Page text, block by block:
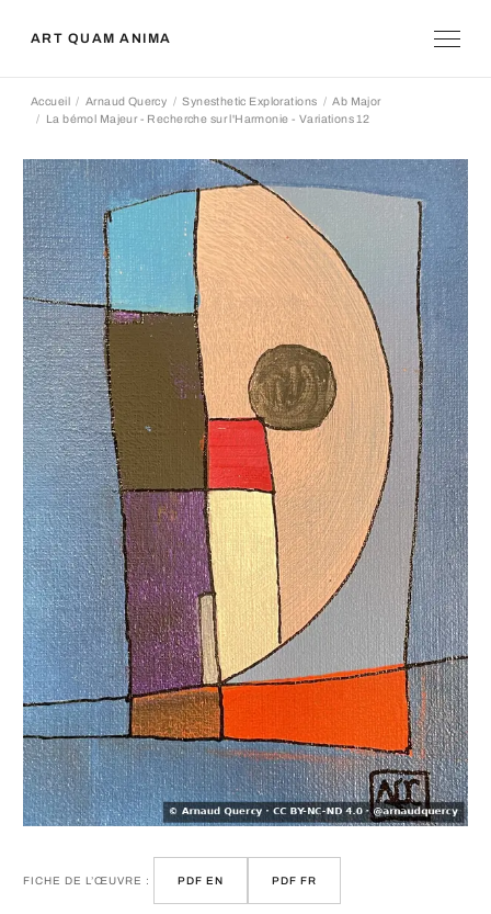
ART QUAM ANIMA
Accueil Arnaud Quercy Synesthetic Explorations
Ab Major
La bémol Majeur - Recherche sur l'Harmonie - Variations 12
FICHE DE L’ŒUVRE : PDF EN PDF FR